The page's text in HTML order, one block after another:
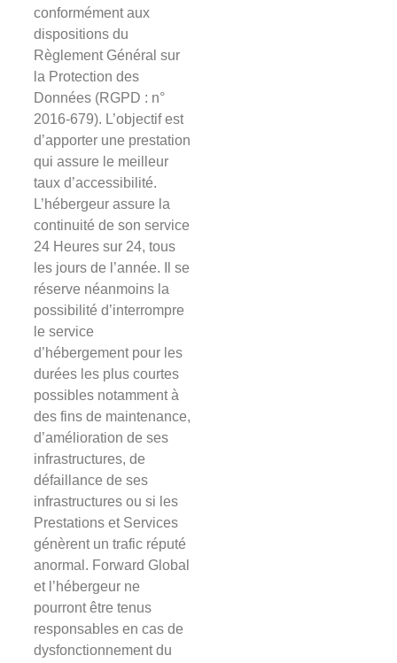
conformément aux
dispositions du
Règlement Général sur
la Protection des
Données (RGPD : n°
2016-679). L’objectif est
d’apporter une prestation
qui assure le meilleur
taux d’accessibilité.
L’hébergeur assure la
continuité de son service
24 Heures sur 24, tous
les jours de l’année. Il se
réserve néanmoins la
possibilité d’interrompre
le service
d’hébergement pour les
durées les plus courtes
possibles notamment à
des fins de maintenance,
d’amélioration de ses
infrastructures, de
défaillance de ses
infrastructures ou si les
Prestations et Services
génèrent un trafic réputé
anormal. Forward Global
et l’hébergeur ne
pourront être tenus
responsables en cas de
dysfonctionnement du